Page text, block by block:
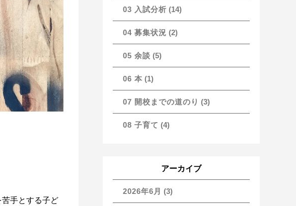
手とする子ど
03 入試分析 (14)
04 募集状況 (2)
05 余談 (5)
06 本 (1)
07 開校までの道のり (3)
08 子育て (4)
アーカイブ
2026年6月 (3)